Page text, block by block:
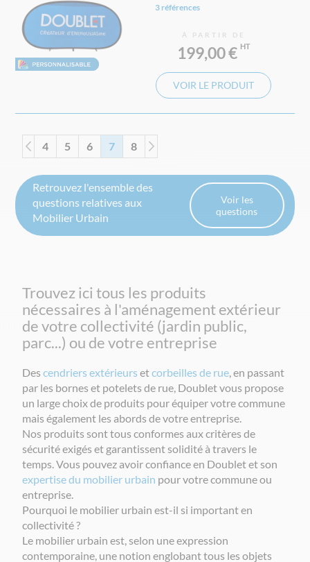
3 références
À PARTIR DE
199,00 €
VOIR LE PRODUIT
Page
Page
Précédent
Page
4 Page
5 Page
6 Vous lisez actuellement la page
7 Page
8
Retrouvez l'ensemble des
questions relatives aux
Mobilier Urbain
Voir les
questions
Trouvez ici tous les produits
nécessaires à l'aménagement extérieur
de votre collectivité (jardin public,
parc...) ou de votre entreprise
Descendriers extérieurs etcorbeilles de rue, en passant
par les bornes et potelets de rue, Doublet vous propose
un large choix de produits pour équiper votre commune
mais également les abords de votre entreprise.
Nos produits sont tous conformes aux critères de
sécurité exigés et garantissent solidité à travers le
temps. Vous pouvez avoir confiance en Doublet et son
expertise du mobilier urbain pour votre commune ou
entreprise.
Pourquoi le mobilier urbain est-il si important en
collectivité ?
Le mobilier urbain est, selon une expression
contemporaine, une notion englobant tous les objets